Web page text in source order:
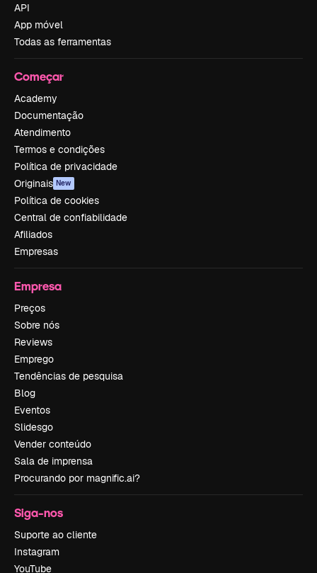
API
App móvel
Todas as ferramentas
Começar
Academy
Documentação
Atendimento
Termos e condições
Política de privacidade
Originais New
Política de cookies
Central de confiabilidade
Afiliados
Empresas
Empresa
Preços
Sobre nós
Reviews
Emprego
Tendências de pesquisa
Blog
Eventos
Slidesgo
Vender conteúdo
Sala de imprensa
Procurando por magnific.ai?
Siga-nos
Suporte ao cliente
Instagram
YouTube